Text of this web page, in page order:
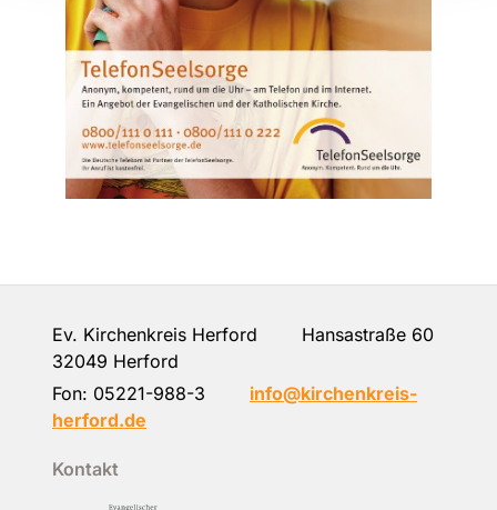
Ev. Kirchenkreis Herford Hansastraße 60
32049 Herford
Fon: 05221-988-3
info@kirchenkreis-
herford.de
Kontakt